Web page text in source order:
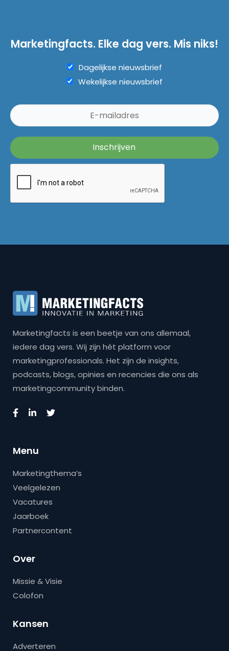
Marketingfacts. Elke dag vers. Mis niks!
Dagelijkse nieuwsbrief
Wekelijkse nieuwsbrief
Marketingfacts is een beetje van ons allemaal,
iedere dag vers. Wij zijn hét platform voor
marketingprofessionals. Het zijn de insights,
podcasts, blogs, opinies en recencies die ons als
marketingcommunity binden.
Menu
Marketingthema’s
Veelgelezen
Vacatures
Jaarboek
Partnercontent
Over
Missie & Visie
Colofon
Kansen
Adverteren